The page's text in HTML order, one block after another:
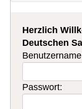
Herzlich
Deutschen
Passwort: